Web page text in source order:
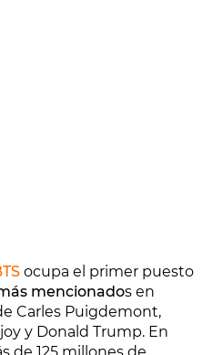
ocupa el primer puesto
mencionados en
Carles Puigdemont,
y Donald Trump. En